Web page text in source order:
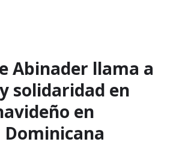
Abinader llama a
solidaridad en
en
Dominicana